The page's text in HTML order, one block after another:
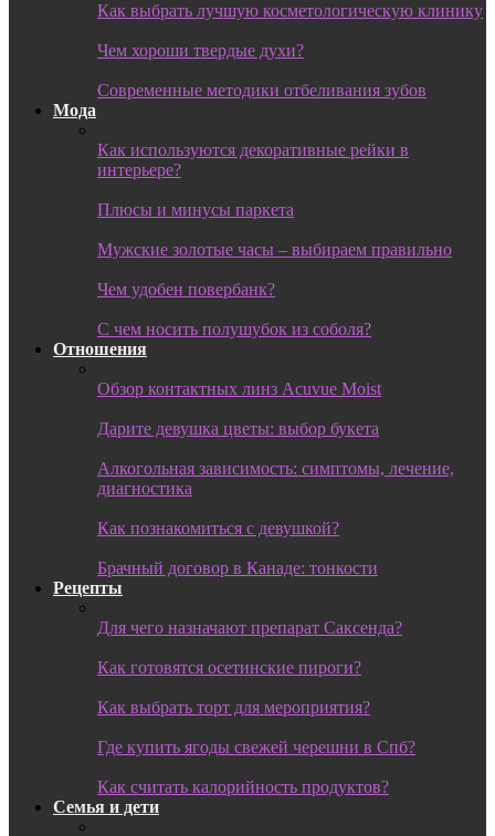
Как выбрать лучшую косметологическую клинику
Чем хороши твердые духи?
Современные методики отбеливания зубов
Мода
Как используются декоративные рейки в
интерьере?
Плюсы и минусы паркета
Мужские золотые часы – выбираем правильно
Чем удобен повербанк?
С чем носить полушубок из соболя?
Отношения
Обзор контактных линз Acuvue Moist
Дарите девушка цветы: выбор букета
Алкогольная зависимость: симптомы, лечение,
диагностика
Как познакомиться с девушкой?
Брачный договор в Канаде: тонкости
Рецепты
Для чего назначают препарат Саксенда?
Как готовятся осетинские пироги?
Как выбрать торт для мероприятия?
Где купить ягоды свежей черешни в Спб?
Как считать калорийность продуктов?
Семья и дети